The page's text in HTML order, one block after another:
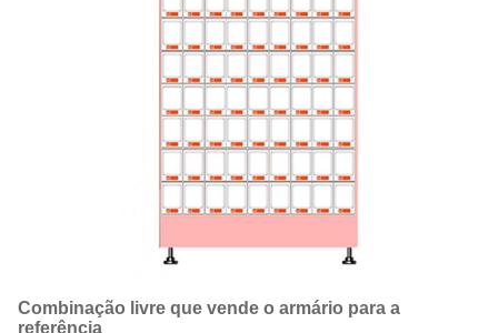
Combinação livre que vende o armário para a
referência